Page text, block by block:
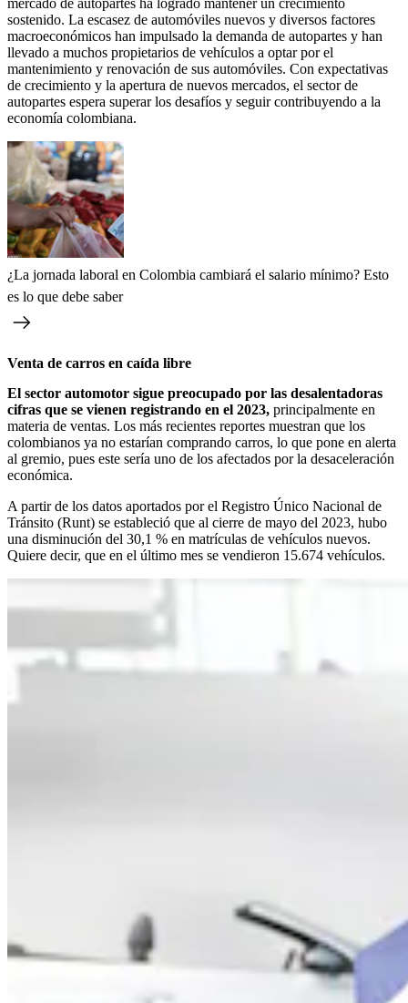
sostenido. La escasez de automóviles nuevos y diversos factores
macroeconómicos han impulsado la demanda de autopartes y han
llevado a muchos propietarios de vehículos a optar por el
mantenimiento y renovación de sus automóviles. Con expectativas
de crecimiento y la apertura de nuevos mercados, el sector de
autopartes espera superar los desafíos y seguir contribuyendo a la
economía colombiana.
¿La jornada laboral en Colombia cambiará el salario mínimo? Esto
es lo que debe saber
Venta de carros en caída libre
El sector automotor sigue preocupado por las desalentadoras
cifras que se vienen registrando en el 2023, principalmente en
materia de ventas. Los más recientes reportes muestran que los
colombianos ya no estarían comprando carros, lo que pone en alerta
al gremio, pues este sería uno de los afectados por la desaceleración
económica.
A partir de los datos aportados por el Registro Único Nacional de
Tránsito (Runt) se estableció que al cierre de mayo del 2023, hubo
una disminución del 30,1 % en matrículas de vehículos nuevos.
Quiere decir, que en el último mes se vendieron 15.674 vehículos.